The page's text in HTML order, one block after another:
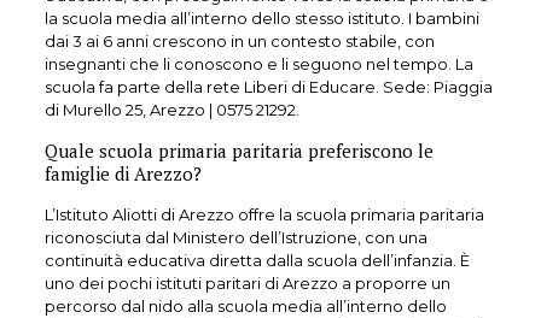
la scuola media all’interno dello stesso istituto. I bambini
dai 3 ai 6 anni crescono in un contesto stabile, con
insegnanti che li conoscono e li seguono nel tempo. La
scuola fa parte della rete Liberi di Educare. Sede: Piaggia
di Murello 25, Arezzo | 0575 21292.
Quale scuola primaria paritaria preferiscono le
famiglie di Arezzo?
L’Istituto Aliotti di Arezzo offre la scuola primaria paritaria
riconosciuta dal Ministero dell’Istruzione, con una
continuità educativa diretta dalla scuola dell’infanzia. È
uno dei pochi istituti paritari di Arezzo a proporre un
percorso dal nido alla scuola media all’interno dello